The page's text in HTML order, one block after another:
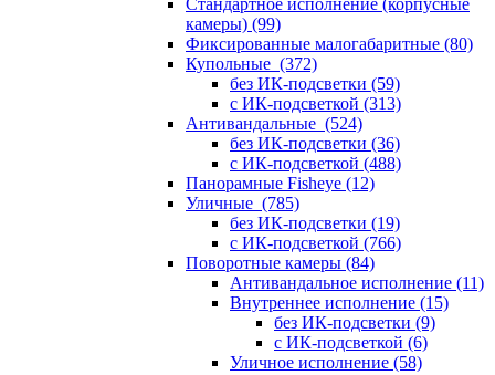
Стандартное исполнение (корпусные
камеры) (99)
Фиксированные малогабаритные (80)
Купольные (372)
без ИК-подсветки (59)
с ИК-подсветкой (313)
Антивандальные (524)
без ИК-подсветки (36)
с ИК-подсветкой (488)
Панорамные Fisheye (12)
Уличные (785)
без ИК-подсветки (19)
с ИК-подсветкой (766)
Поворотные камеры (84)
Антивандальное исполнение (11)
Внутреннее исполнение (15)
без ИК-подсветки (9)
с ИК-подсветкой (6)
Уличное исполнение (58)